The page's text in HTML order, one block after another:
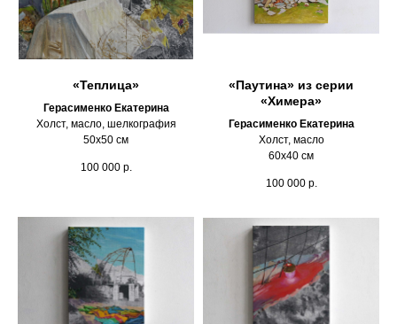
«Теплица»
Герасименко Екатерина
Холст, масло, шелкография
50х50 см
100 000 р.
«Паутина» из серии
«Химера»
Герасименко Екатерина
Холст, масло
60х40 см
100 000 р.